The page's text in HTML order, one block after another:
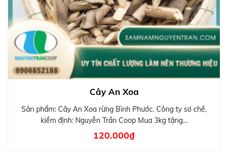
Cây An Xoa
Sản phẩm: Cây An Xoa rừng Bình Phước. Công ty sơ chế,
kiểm định: Nguyễn Trần Coop Mua 3kg tặng…
120.000₫